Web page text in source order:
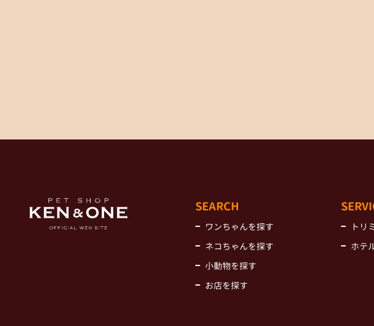
SEARCH
ワンちゃんを探す
ネコちゃんを探す
小動物を探す
お店を探す
トリ
ホテ